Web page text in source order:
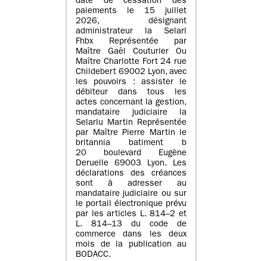
paiements le 15 juillet
2026, désignant
administrateur la Selarl
Fhbx Représentée par
Maître Gaël Couturier Ou
Maître Charlotte Fort 24 rue
Childebert 69002 Lyon, avec
les pouvoirs : assister le
débiteur dans tous les
actes concernant la gestion,
mandataire judiciaire la
Selarlu Martin Représentée
par Maître Pierre Martin le
britannia batiment b
20 boulevard Eugène
Deruelle 69003 Lyon. Les
déclarations des créances
sont à adresser au
mandataire judiciaire ou sur
le portail électronique prévu
par les articles L. 814–2 et
L. 814–13 du code de
commerce dans les deux
mois de la publication au
BODACC.